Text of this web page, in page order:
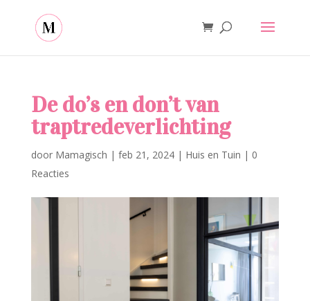
De do’s en don’t van
traptredeverlichting
door Mamagisch | feb 21, 2024| Huis en Tuin | 0
Reacties